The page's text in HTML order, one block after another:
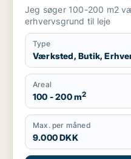
eller Brande m.fl.
Jeg søger 100-200 m2
erhvervsgrund til leje
Type
Værksted, Butik,
Areal
100 - 200 m2
Max. per måned
9.000 DKK